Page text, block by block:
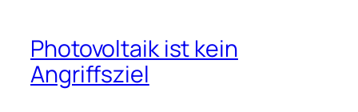
Photovoltaik ist kein
Angriffsziel